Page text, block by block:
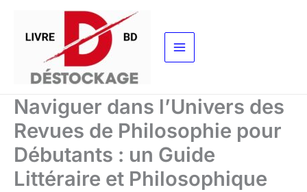
contenu
Naviguer dans l’Univers des
Revues de Philosophie pour
Débutants : un Guide
Littéraire et Philosophique